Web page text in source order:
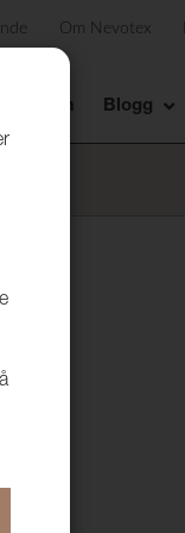
Om Nevotex
Showrom Blogg